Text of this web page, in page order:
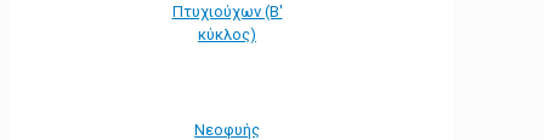
Πτυχιούχων (Β'
κύκλος)
Νεοφυής